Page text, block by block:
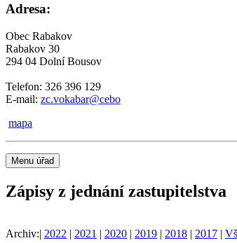
Adresa:
Obec Rabakov
Rabakov 30
294 04 Dolní Bousov
Telefon: 326 396 129
E-mail: zc.vokabar@cebo
mapa
Menu úřad
Zápisy z jednání zastupitelstva
Archiv:| 2022 | 2021 | 2020 | 2019 | 2018 | 2017 |